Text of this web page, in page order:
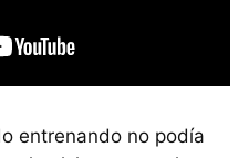
entrenando no podía